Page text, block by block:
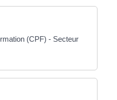
(CPF) - Secteur